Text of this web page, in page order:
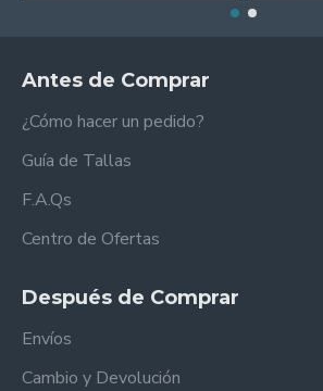
Antes de Comprar
¿Cómo hacer un pedido?
Guía de Tallas
F.A.Qs
Centro de Ofertas
Después de Comprar
Envíos
Cambio y Devolución